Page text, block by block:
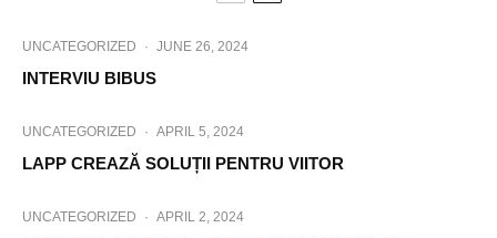
UNCATEGORIZED · JUNE 26, 2024
INTERVIU BIBUS
UNCATEGORIZED · APRIL 5, 2024
LAPP CREAZĂ SOLUȚII PENTRU VIITOR
UNCATEGORIZED · APRIL 2, 2024